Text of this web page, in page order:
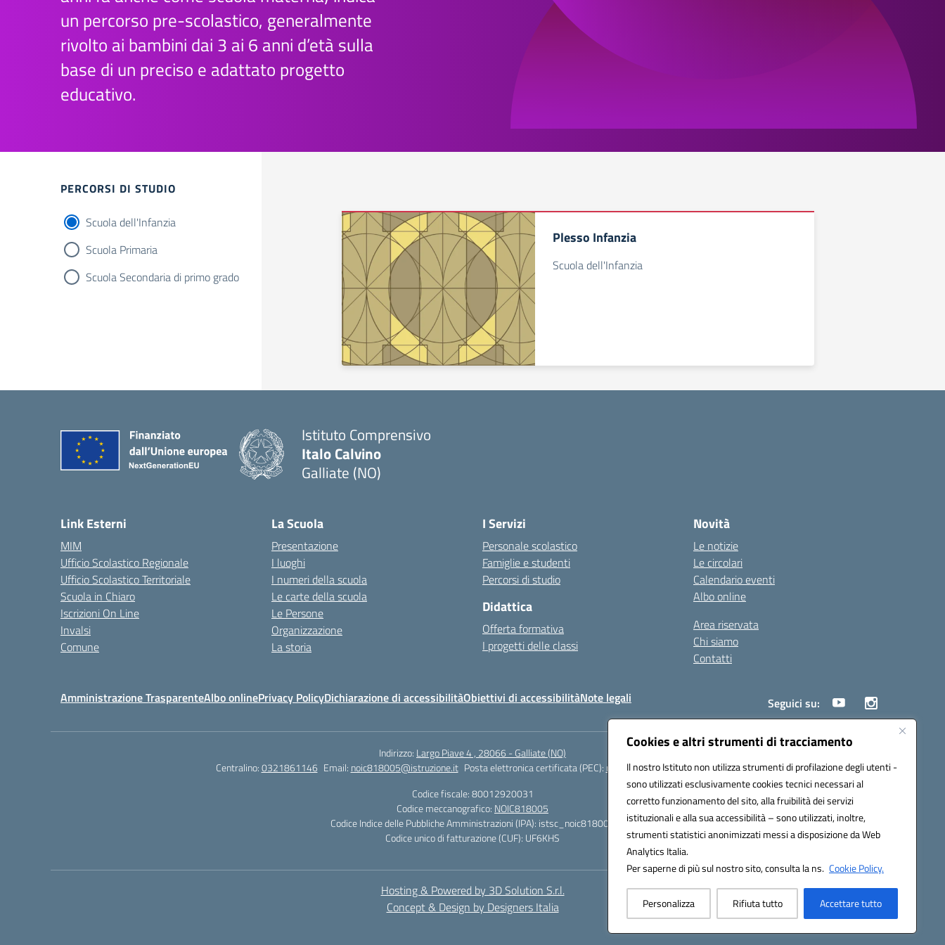
Cookies e altri strumenti di tracciamento
Il nostro Istituto non utilizza strumenti di profilazione degli utenti -
sono utilizzati esclusivamente cookies tecnici necessari al
corretto funzionamento del sito, alla fruibilità dei servizi
istituzionali e alla sua accessibilità – sono utilizzati, inoltre,
strumenti statistici anonimizzati messi a disposizione da Web
Analytics Italia.
Per saperne di più sul nostro sito, consulta la ns. Cookie Policy.
Personalizza Rifiuta tutto Accettare tutto
un percorso pre-scolastico, generalmente
rivolto ai bambini dai 3 ai 6 anni d’età sulla
base di un preciso e adattato progetto
educativo.
Filtri
PERCORSI DI STUDIO
Scuola dell'Infanzia
Scuola Primaria
Scuola Secondaria di primo grado
Plesso Infanzia
Scuola dell'Infanzia
Istituto Comprensivo
Italo Calvino
Galliate (NO)
Link Esterni
MIM
Ufficio Scolastico Regionale
Ufficio Scolastico Territoriale
Scuola in Chiaro
Iscrizioni On Line
Invalsi
Comune
La Scuola
Presentazione
I luoghi
I numeri della scuola
Le carte della scuola
Le Persone
Organizzazione
La storia
I Servizi
Personale scolastico
Famiglie e studenti
Percorsi di studio
Didattica
Offerta formativa
I progetti delle classi
Novità
Le notizie
Le circolari
Calendario eventi
Albo online
Area riservata
Chi siamo
Contatti
Amministrazione TrasparenteAlbo onlinePrivacy PolicyDichiarazione di accessibilitàObiettivi di accessibilitàNote legali Seguici su:
Indirizzo: Largo Piave 4 , 28066 - Galliate (NO)
Centralino:0321861146 Email: noic818005@istruzione.it Posta elettronica certificata (PEC): noic818005@pec.istruzione.it
Codice fiscale: 80012920031
Codice meccanografico: NOIC818005
Codice Indice delle Pubbliche Amministrazioni (IPA): istsc_noic818005
Codice unico di fatturazione (CUF): UF6KHS
Hosting & Powered by 3D Solution S.r.l.
Concept & Design by Designers Italia